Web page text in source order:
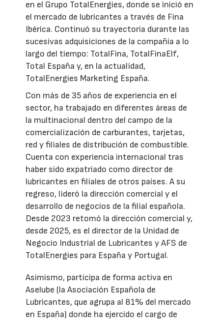
en el Grupo TotalEnergies, donde se inició en
el mercado de lubricantes a través de Fina
Ibérica. Continuó su trayectoria durante las
sucesivas adquisiciones de la compañía a lo
largo del tiempo: TotalFina, TotalFinaElf,
Total España y, en la actualidad,
TotalEnergies Marketing España.
Con más de 35 años de experiencia en el
sector, ha trabajado en diferentes áreas de
la multinacional dentro del campo de la
comercialización de carburantes, tarjetas,
red y filiales de distribución de combustible.
Cuenta con experiencia internacional tras
haber sido expatriado como director de
lubricantes en filiales de otros países. A su
regreso, lideró la dirección comercial y el
desarrollo de negocios de la filial española.
Desde 2023 retomó la dirección comercial y,
desde 2025, es el director de la Unidad de
Negocio Industrial de Lubricantes y AFS de
TotalEnergies para España y Portugal.
Asimismo, participa de forma activa en
Aselube (la Asociación Española de
Lubricantes, que agrupa al 81% del mercado
en España) donde ha ejercido el cargo de